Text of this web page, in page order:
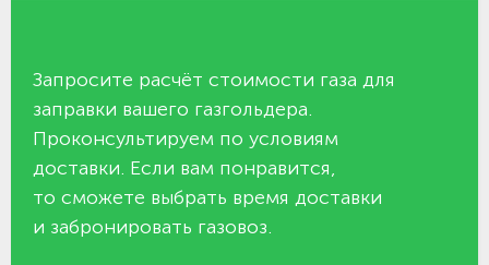
Запросите расчёт стоимости газа для
заправки вашего газгольдера.
Проконсультируем по условиям
доставки. Если вам понравится,
то сможете выбрать время доставки
и забронировать газовоз.